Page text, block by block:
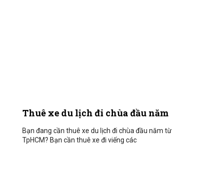
Thuê xe du lịch đi chùa đầu năm
Bạn đang cần thuê xe du lịch đi chùa đầu năm từ
TpHCM? Bạn cần thuê xe đi viếng các